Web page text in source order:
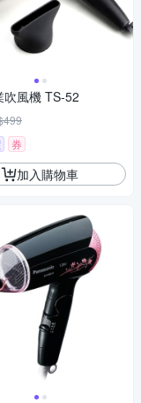
吹風機 TS-52
券
加入購物車